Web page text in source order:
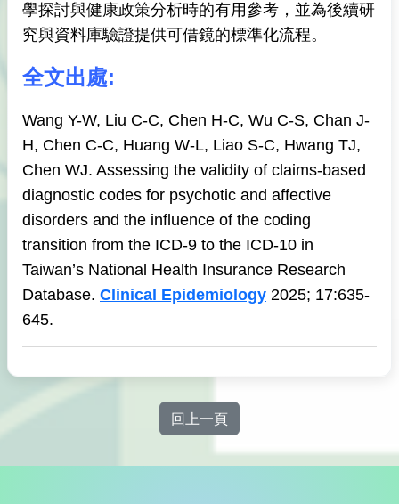
學探討與健康政策分析時的有用參考，並為後續研
究與資料庫驗證提供可借鏡的標準化流程。
全文出處:
Wang Y-W, Liu C-C, Chen H-C, Wu C-S, Chan J-
H, Chen C-C, Huang W-L, Liao S-C, Hwang TJ,
Chen WJ. Assessing the validity of claims-based
diagnostic codes for psychotic and affective
disorders and the influence of the coding
transition from the ICD-9 to the ICD-10 in
Taiwan’s National Health Insurance Research
Database. Clinical Epidemiology 2025; 17:635-
645.
回上一頁